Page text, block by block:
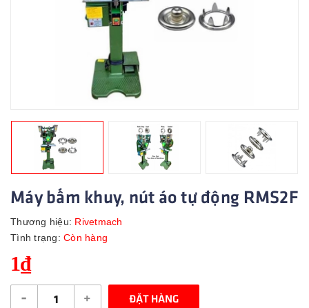
Máy bấm khuy, nút áo tự động RMS2F
Thương hiệu: Rivetmach
Tình trạng: Còn hàng
1₫
- + ĐẶT HÀNG